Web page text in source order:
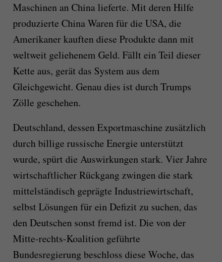
Maschinen an China lieferte. Mit deren Hilfe
produzierte China Waren für die USA, die
Amerikaner kauften diese Produkte dann mit
weltweit geliehenem Geld. Fällt ein Teil dieser
Kette aus, gerät das System aus dem
Gleichgewicht. Genau dies ist durch Trumps
Zölle geschehen.
Deutschland, dessen Exportmaschine zusätzlich
durch billige russische Energie unterstützt
wurde, spürt die Auswirkungen stark. Vier Jahre
wirtschaftlicher Rückgang zwingen die stark
mittelständisch geprägte Industriewirtschaft,
selbst Lösungen für ein Defizit zu suchen, das
den Deutschen sonst fremd ist. Die von der
Mitte-rechts-Koalition geführte
Bundesregierung beschloss diese Woche, das